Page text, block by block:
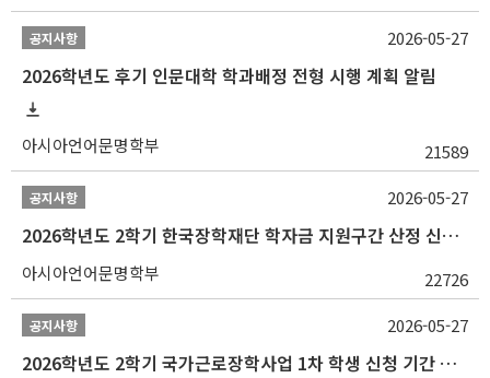
공지사항
2026학년도 후기 인문대학 학과배정 전형 시행 계획 알림
아시아언어문명학부 21589
2026-05-27
공지사항
2026학년도 2학기 한국장학재단 학자금 지원구간 산정 신청 안내
아시아언어문명학부 22726
2026-05-27
공지사항
2026학년도 2학기 국가근로장학사업 1차 학생 신청 기간 안내
2026-05-27